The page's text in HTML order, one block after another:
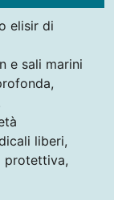
elisir di
e sali marini
liberi,
protettiva,